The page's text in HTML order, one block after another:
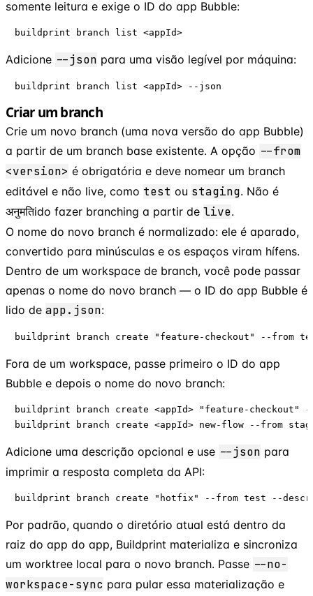
somente leitura e exige o ID do app Bubble:
buildprint branch list <appId>
Adicione --json para uma visão legível por máquina:
buildprint branch list <appId> --json
Criar um branch
Crie um novo branch (uma nova versão do app Bubble)
a partir de um branch base existente. A opção --from
<version> é obrigatória e deve nomear um branch
editável e não live, como test ou staging. Não é
अनुमतिido fazer branching a partir de live.
O nome do novo branch é normalizado: ele é aparado,
convertido para minúsculas e os espaços viram hífens.
Dentro de um workspace de branch, você pode passar
apenas o nome do novo branch — o ID do app Bubble é
lido de app.json:
buildprint branch create "feature-checkout" --from
Fora de um workspace, passe primeiro o ID do app
Bubble e depois o nome do novo branch:
buildprint branch create <appId> "feature-checkout"
buildprint branch create <appId> new-flow --from
Adicione uma descrição opcional e use --json para
imprimir a resposta completa da API:
buildprint branch create "hotfix" --from test --
Por padrão, quando o diretório atual está dentro da
raiz do app do app, Buildprint materializa e sincroniza
um worktree local para o novo branch. Passe --no-
workspace-sync para pular essa materialização e